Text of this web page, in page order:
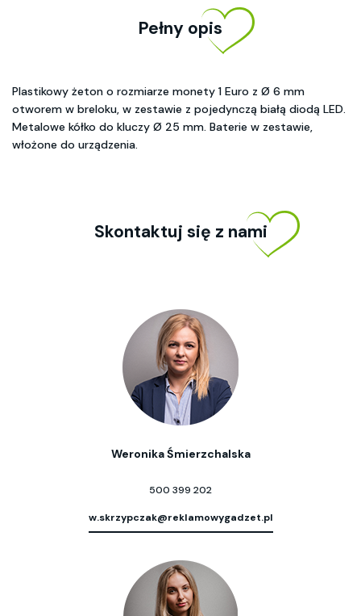
Pełny opis
Plastikowy żeton o rozmiarze monety 1 Euro z Ø 6 mm
otworem w breloku, w zestawie z pojedynczą białą diodą LED.
Metalowe kółko do kluczy Ø 25 mm. Baterie w zestawie,
włożone do urządzenia.
Skontaktuj się z nami
Weronika Śmierzchalska
500 399 202
w.skrzypczak@reklamowygadzet.pl